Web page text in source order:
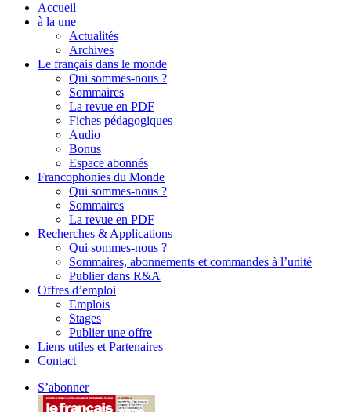
Accueil
à la une
Actualités
Archives
Le français dans le monde
Qui sommes-nous ?
Sommaires
La revue en PDF
Fiches pédagogiques
Audio
Bonus
Espace abonnés
Francophonies du Monde
Qui sommes-nous ?
Sommaires
La revue en PDF
Recherches & Applications
Qui sommes-nous ?
Sommaires, abonnements et commandes à l’unité
Publier dans R&A
Offres d’emploi
Emplois
Stages
Publier une offre
Liens utiles et Partenaires
Contact
S’abonner